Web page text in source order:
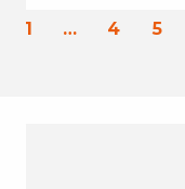
1 … 4 5